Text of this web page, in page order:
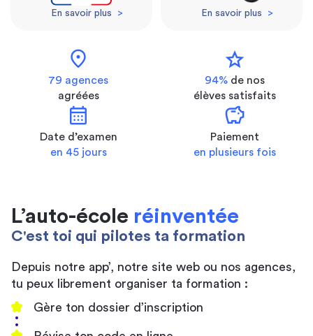
En savoir plus > En savoir plus >
location_on
79 agences
agréées
star
94% de nos
élèves satisfaits
calendar_month
Date d’examen
en 45 jours
savings
Paiement
en plusieurs fois
L’auto-école réinventée
C'est toi qui pilotes ta formation
Depuis notre app’, notre site web ou nos agences,
tu peux librement organiser ta formation :
Gère ton dossier d’inscription